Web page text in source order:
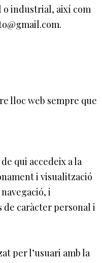
o industrial, així com
lloc web sempre que
qui accedeix a la
i visualització
i
de caràcter personal i
per l’usuari amb la